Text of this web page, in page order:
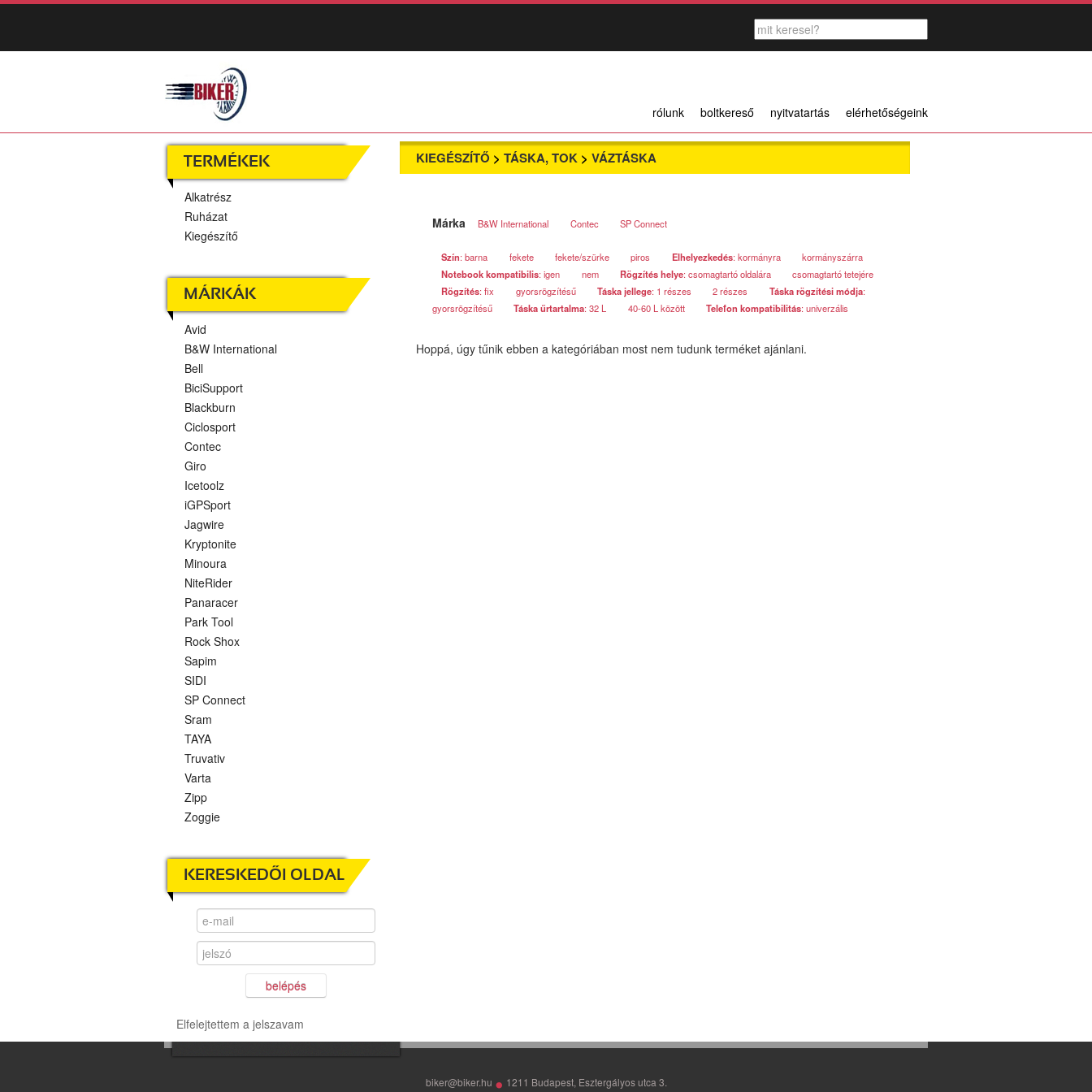
rólunk boltkereső nyitvatartás elérhetőségeink
TERMÉKEK
Alkatrész
Ruházat
Kiegészítő
MÁRKÁK
Avid
B&W International
Bell
BiciSupport
Blackburn
Ciclosport
Contec
Giro
Icetoolz
iGPSport
Jagwire
Kryptonite
Minoura
NiteRider
Panaracer
Park Tool
Rock Shox
Sapim
SIDI
SP Connect
Sram
TAYA
Truvativ
Varta
Zipp
Zoggie
KERESKEDŐI OLDAL
belépés
Elfelejtettem a jelszavam
KIEGÉSZÍTŐ > TÁSKA, TOK > VÁZTÁSKA
Márka B&W International Contec SP Connect
Szín: barna fekete fekete/szürke piros Elhelyezkedés: kormányra
kormányszárra
Notebook kompatibilis: igen nem Rögzítés helye: csomagtartó oldalára
csomagtartó tetejére
Rögzítés: fix gyorsrögzítésű Táska jellege: 1 részes 2 részes Táska rögzítési módja:
gyorsrögzítésű
Táska űrtartalma: 32 L 40-60 L között Telefon kompatibilitás: univerzális
Hoppá, úgy tűnik ebben a kategóriában most nem tudunk terméket ajánlani.
biker@biker.hu • 1211 Budapest, Esztergályos utca 3.